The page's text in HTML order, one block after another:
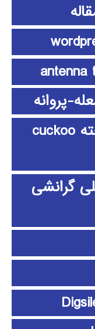
پروانه
الگوریتم جستجوی فاخته cuckoo
گرانشی